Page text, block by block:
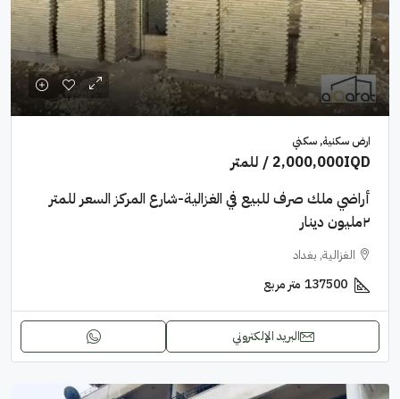
ارض سكنية, سكني
2,000,000IQD / للمتر
أراضي ملك صرف للبيع في الغزالية-شارع المركز السعر للمتر
٢مليون دينار
الغزالية, بغداد
137500 متر مربع
البريد الإلكتروني